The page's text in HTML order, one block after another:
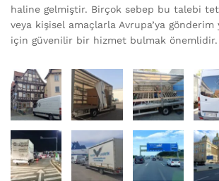
haline gelmiştir. Birçok sebep bu talebi
veya kişisel amaçlarla Avrupa’ya
için güvenilir bir hizmet bulmak önemlidir.